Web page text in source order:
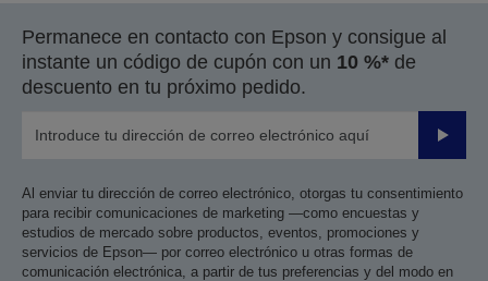
Permanece en contacto con Epson y consigue al
instante un código de cupón con un 10 %* de
descuento en tu próximo pedido.
Enviar
Al enviar tu dirección de correo electrónico, otorgas tu consentimiento
para recibir comunicaciones de marketing —como encuestas y
estudios de mercado sobre productos, eventos, promociones y
servicios de Epson— por correo electrónico u otras formas de
comunicación electrónica, a partir de tus preferencias y del modo en